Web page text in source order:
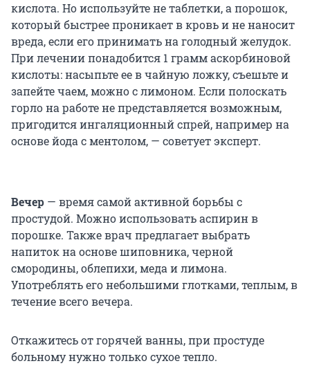
кислота. Но используйте не таблетки, а порошок,
который быстрее проникает в кровь и не наносит
вреда, если его принимать на голодный желудок.
При лечении понадобится 1 грамм аскорбиновой
кислоты: насыпьте ее в чайную ложку, съешьте и
запейте чаем, можно с лимоном. Если полоскать
горло на работе не представляется возможным,
пригодится ингаляционный спрей, например на
основе йода с ментолом, — советует эксперт.
Вечер — время самой активной борьбы с
простудой. Можно использовать аспирин в
порошке. Также врач предлагает выбрать
напиток на основе шиповника, черной
смородины, облепихи, меда и лимона.
Употреблять его небольшими глотками, теплым, в
течение всего вечера.
Откажитесь от горячей ванны, при простуде
больному нужно только сухое тепло.